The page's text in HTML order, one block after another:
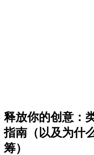
释放你的创意：
指南（以及为什
筹）